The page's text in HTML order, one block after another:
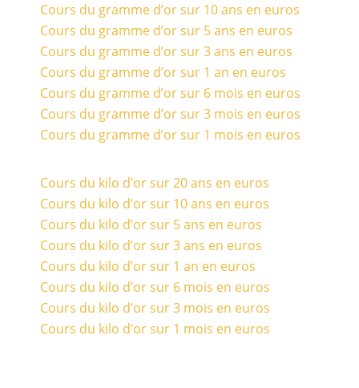
Cours du gramme d’or sur 10 ans en euros
Cours du gramme d’or sur 5 ans en euros
Cours du gramme d’or sur 3 ans en euros
Cours du gramme d’or sur 1 an en euros
Cours du gramme d’or sur 6 mois en euros
Cours du gramme d’or sur 3 mois en euros
Cours du gramme d’or sur 1 mois en euros
Cours du kilo d’or sur 20 ans en euros
Cours du kilo d’or sur 10 ans en euros
Cours du kilo d’or sur 5 ans en euros
Cours du kilo d’or sur 3 ans en euros
Cours du kilo d’or sur 1 an en euros
Cours du kilo d’or sur 6 mois en euros
Cours du kilo d’or sur 3 mois en euros
Cours du kilo d’or sur 1 mois en euros